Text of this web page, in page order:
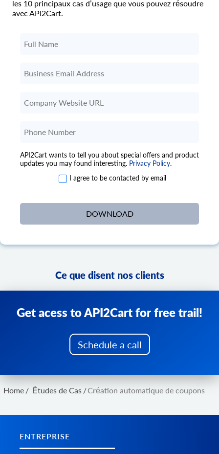
les 10 principaux cas d’usage que vous pouvez résoudre
avec API2Cart.
API2Cart wants to tell you about special offers and product
updates you may found interesting. Privacy Policy.
I agree to be contacted by email
Ce que disent nos clients
Get acess to API2Cart for free trail!
Schedule a call
Home / Études de Cas /Création automatique de coupons
ENTREPRISE